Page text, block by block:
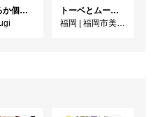
篠田はるか個展「1DAY:4EMOTION」
トーベとムーミン展 ～とっておきのものを探 しに～
福岡 | 福岡市美術館